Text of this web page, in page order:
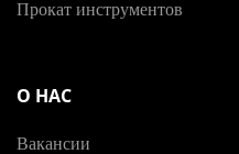
Прокат инструментов
О НАС
Вакансии